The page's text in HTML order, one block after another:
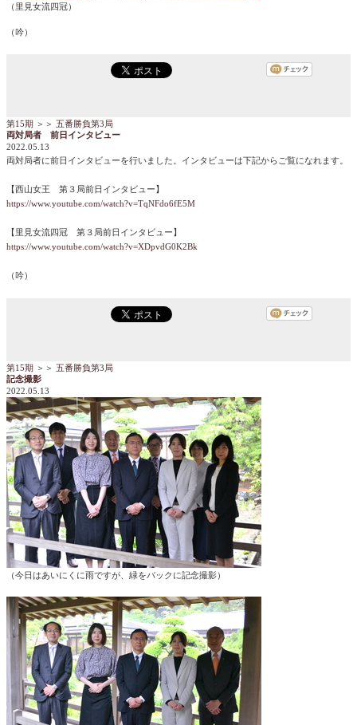
（里見女流四冠）
（吟）
第15期 ＞＞ 五番勝負第3局
両対局者 前日インタビュー
2022.05.13
両対局者に前日インタビューを行いました。インタビューは下記からご覧になれます。
【西山女王 第３局前日インタビュー】
https://www.youtube.com/watch?v=TqNFdo6fE5M
【里見女流四冠 第３局前日インタビュー】
https://www.youtube.com/watch?v=XDpvdG0K2Bk
（吟）
第15期 ＞＞ 五番勝負第3局
記念撮影
2022.05.13
（今日はあいにくに雨ですが、緑をバックに記念撮影）